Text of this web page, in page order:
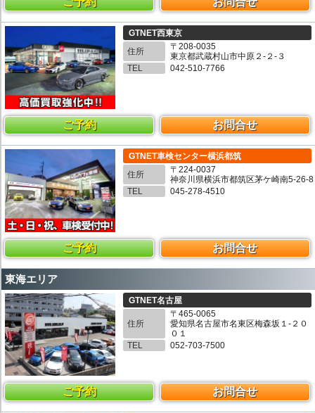
GTNET西東京
住所
〒208-0035
東京都武蔵村山市中原２-２-３
TEL
042-510-7766
ご予約 お問合せ
GTNET車検センター横浜都筑
住所
〒224-0037
神奈川県横浜市都筑区茅ケ崎南5-26-8
TEL
045-278-4510
ご予約 お問合せ
東海エリア
GTNET名古屋
住所
〒465-0065
愛知県名古屋市名東区梅森坂１-２０
０１
TEL
052-703-7500
ご予約 お問合せ